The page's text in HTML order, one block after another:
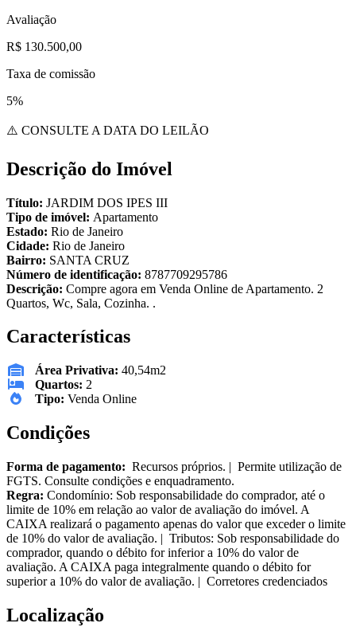
Avaliação
R$ 130.500,00
Taxa de comissão
5%
⚠️ CONSULTE A DATA DO LEILÃO
Descrição do Imóvel
Título: JARDIM DOS IPES III
Tipo de imóvel: Apartamento
Estado: Rio de Janeiro
Cidade: Rio de Janeiro
Bairro: SANTA CRUZ
Número de identificação: 8787709295786
Descrição: Compre agora em Venda Online de Apartamento. 2
Quartos, Wc, Sala, Cozinha. .
Características
Área Privativa: 40,54m2
Quartos: 2
Tipo: Venda Online
Condições
Forma de pagamento: Recursos próprios. | Permite utilização de
FGTS. Consulte condições e enquadramento.
Regra: Condomínio: Sob responsabilidade do comprador, até o
limite de 10% em relação ao valor de avaliação do imóvel. A
CAIXA realizará o pagamento apenas do valor que exceder o limite
de 10% do valor de avaliação. | Tributos: Sob responsabilidade do
comprador, quando o débito for inferior a 10% do valor de
avaliação. A CAIXA paga integralmente quando o débito for
superior a 10% do valor de avaliação. | Corretores credenciados
Localização